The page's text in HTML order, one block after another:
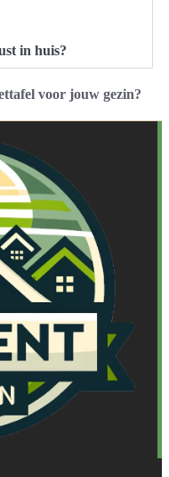
in huis?
voor jouw gezin?